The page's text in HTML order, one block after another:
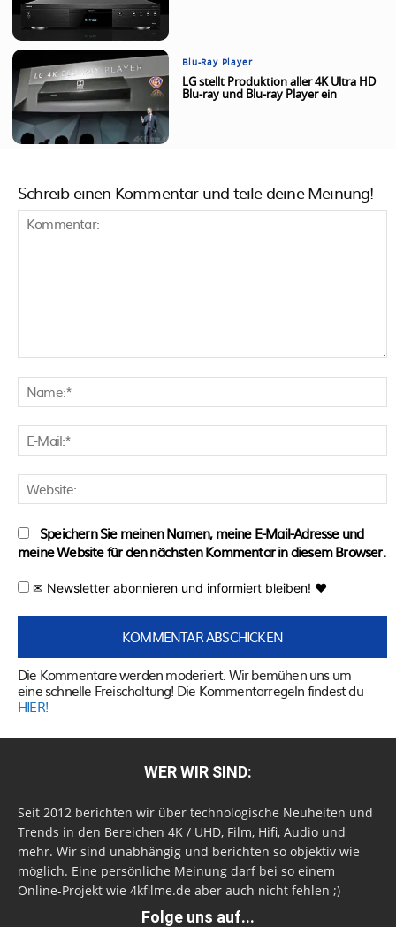
Blu-Ray Player
LG stellt Produktion aller 4K Ultra HD
Blu-ray und Blu-ray Player ein
Schreib einen Kommentar und teile deine Meinung!
Speichern Sie meinen Namen, meine E-Mail-Adresse und
meine Website für den nächsten Kommentar in diesem Browser.
✉ Newsletter abonnieren und informiert bleiben! ♥
Die Kommentare werden moderiert. Wir bemühen uns um
eine schnelle Freischaltung! Die Kommentarregeln findest du
HIER!
WER WIR SIND:
Seit 2012 berichten wir über technologische Neuheiten und
Trends in den Bereichen 4K / UHD, Film, Hifi, Audio und
mehr. Wir sind unabhängig und berichten so objektiv wie
möglich. Eine persönliche Meinung darf bei so einem
Online-Projekt wie 4kfilme.de aber auch nicht fehlen ;)
Folge uns auf...